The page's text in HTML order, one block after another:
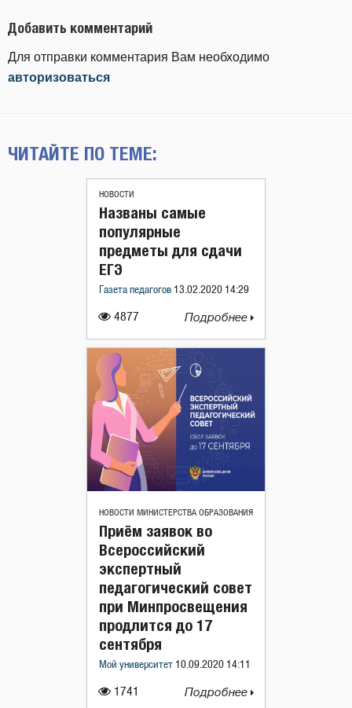
Добавить комментарий
Для отправки комментария Вам необходимо
авторизоваться
ЧИТАЙТЕ ПО ТЕМЕ:
НОВОСТИ
4877
Названы самые
популярные
предметы для сдачи
ЕГЭ
Газета педагогов 13.02.2020 14:29
Подробнее
НОВОСТИ МИНИСТЕРСТВА ОБРАЗОВАНИЯ
1741
Приём заявок во
Всероссийский
экспертный
педагогический совет
при Минпросвещения
продлится до 17
сентября
Мой университет 10.09.2020 14:11
Подробнее